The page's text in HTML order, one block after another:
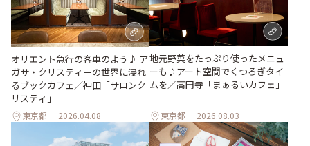
オリエント急行の客車のよう♪ ア
ガサ・クリスティーの世界に浸れ
るブックカフェ／神田「サロンク
リスティ」
東京都 2026.04.08
地元野菜をたっぷり使ったメニュ
ーも♪アート空間でくつろぎタイ
ムを／高円寺「まぁるいカフェ」
東京都 2026.08.03